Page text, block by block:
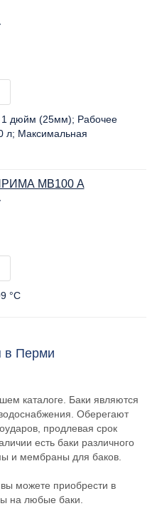
1 дюйм (25мм)
Рабочее
л Максимальная
МВ100 А
°C
в Перми
каталоге. Баки являются
Оберегают
продлевая срок
есть баки различного
и мембраны для баков.
вы можете приобрести в
на любые баки.